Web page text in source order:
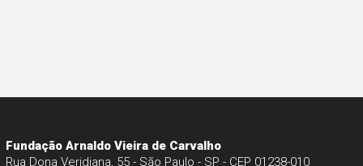
Fundação Arnaldo Vieira de Carvalho
Rua Dona Veridiana, 55 - São Paulo - SP - CEP 01238-010